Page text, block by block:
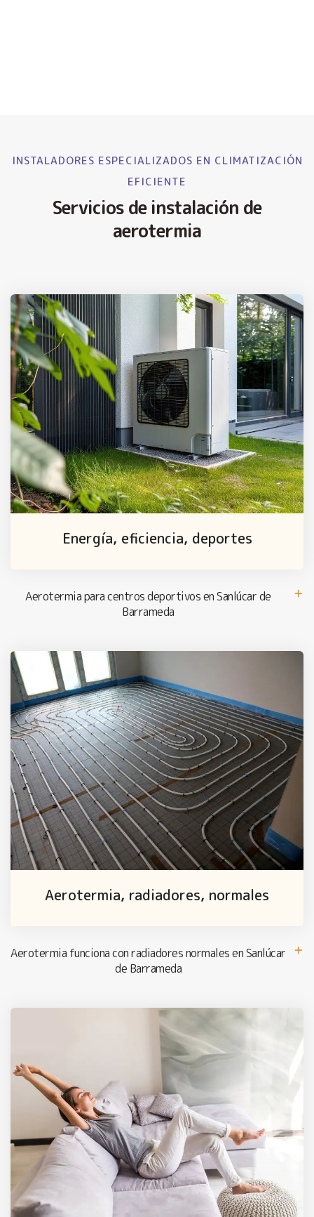
INSTALADORES ESPECIALIZADOS EN CLIMATIZACIÓN
EFICIENTE
Servicios de instalación de
aerotermia
Energía, eficiencia, deportes
Aerotermia para centros deportivos en Sanlúcar de
Barrameda
Aerotermia, radiadores, normales
Aerotermia funciona con radiadores normales en Sanlúcar
de Barrameda